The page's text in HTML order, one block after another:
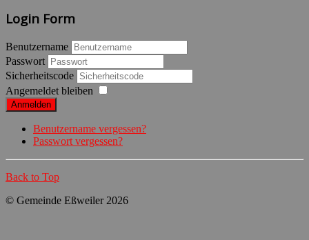
Login Form
Benutzername
Passwort
Sicherheitscode
Angemeldet bleiben
Anmelden
Benutzername vergessen?
Passwort vergessen?
Back to Top
© Gemeinde Eßweiler 2026